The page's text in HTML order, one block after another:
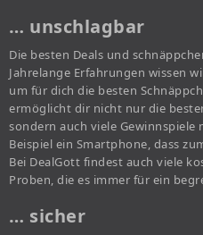
… unschlagbar
Die besten Deals und
Jahrelange Erfahrungen wissen
um für dich die besten
ermöglicht dir nicht nur die
sondern auch viele Gewinnspiele
Beispiel ein Smartphone, dass
Bei DealGott findest auch viele
Proben, die es immer für ein
… sicher